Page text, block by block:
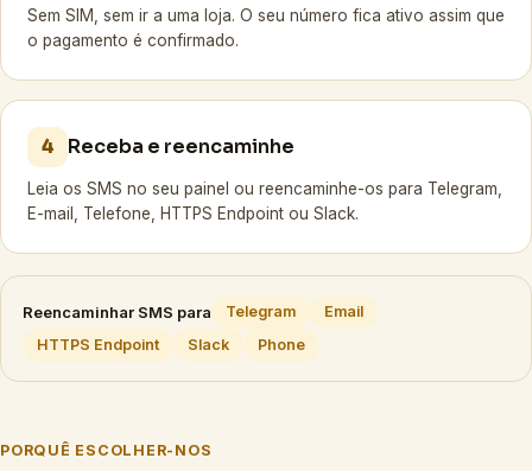
Sem SIM, sem ir a uma loja. O seu número fica ativo assim que
o pagamento é confirmado.
4 Receba e reencaminhe
Leia os SMS no seu painel ou reencaminhe-os para Telegram,
E-mail, Telefone, HTTPS Endpoint ou Slack.
Reencaminhar SMS para Telegram
Email
HTTPS Endpoint
Slack Phone
PORQUÊ ESCOLHER-NOS